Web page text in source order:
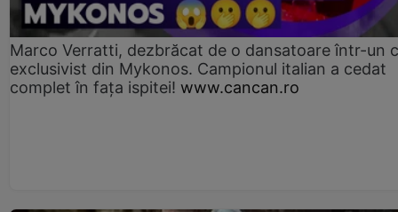
Marco Verratti, dezbrăcat de o dansatoare într-un
exclusivist din Mykonos. Campionul italian a cedat
complet în fața ispitei! www.cancan.ro